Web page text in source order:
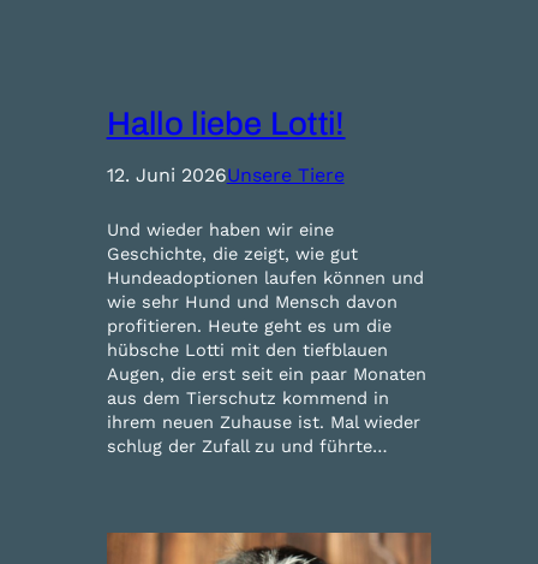
Hallo liebe Lotti!
12. Juni 2026Unsere Tiere
Und wieder haben wir eine
Geschichte, die zeigt, wie gut
Hundeadoptionen laufen können und
wie sehr Hund und Mensch davon
profitieren. Heute geht es um die
hübsche Lotti mit den tiefblauen
Augen, die erst seit ein paar Monaten
aus dem Tierschutz kommend in
ihrem neuen Zuhause ist. Mal wieder
schlug der Zufall zu und führte…